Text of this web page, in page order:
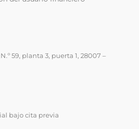
59, planta 3, puerta 1, 28007 –
bajo cita previa